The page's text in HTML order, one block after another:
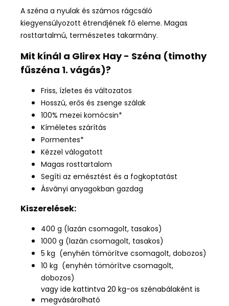
A széna a nyulak és számos rágcsáló
kiegyensúlyozott étrendjének fő eleme. Magas
rosttartalmú, természetes takarmány.
Mit kínál a Glirex Hay - Széna (timothy
fűszéna 1. vágás)?
Friss, ízletes és változatos
Hosszú, erős és zsenge szálak
100% mezei komócsin*
Kíméletes szárítás
Pormentes*
Kézzel válogatott
Magas rosttartalom
Segíti az emésztést és a fogkoptatást
Ásványi anyagokban gazdag
Kiszerelések:
400 g (lazán csomagolt, tasakos)
1000 g (lazán csomagolt, tasakos)
5 kg (enyhén tömörítve csomagolt, dobozos)
10 kg (enyhén tömörítve csomagolt,
dobozos)
vagy ide kattintva 20 kg-os szénabálaként is
megvásárolható